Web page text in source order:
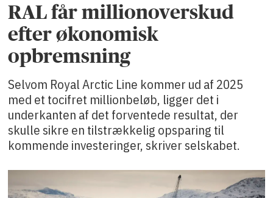
RAL får millionoverskud
efter økonomisk
opbremsning
Selvom Royal Arctic Line kommer ud af 2025
med et tocifret millionbeløb, ligger det i
underkanten af det forventede resultat, der
skulle sikre en tilstrækkelig opsparing til
kommende investeringer, skriver selskabet.